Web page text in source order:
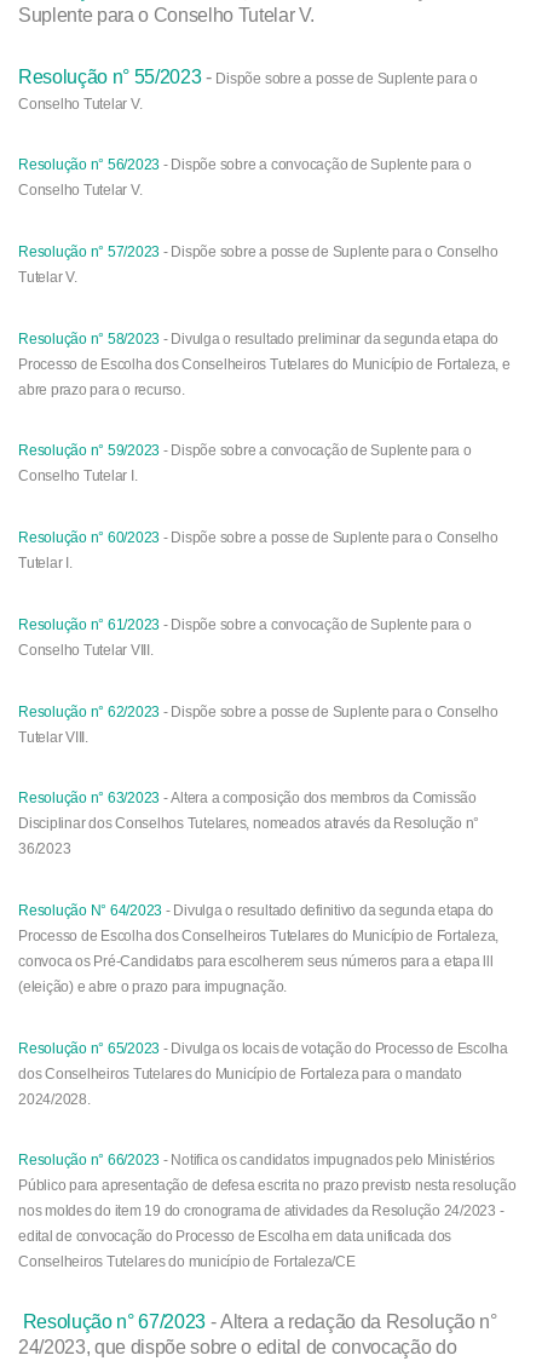
Suplente para o Conselho Tutelar V.
Resolução n° 55/2023- Dispõe sobre a posse de Suplente para o
Conselho Tutelar V.
Resolução n° 56/2023 - Dispõe sobre a convocação de Suplente para o
Conselho Tutelar V.
Resolução n° 57/2023 - Dispõe sobre a posse de Suplente para o Conselho
Tutelar V.
Resolução n° 58/2023 - Divulga o resultado preliminar da segunda etapa do
Processo de Escolha dos Conselheiros Tutelares do Município de Fortaleza, e
abre prazo para o recurso.
Resolução n° 59/2023 - Dispõe sobre a convocação de Suplente para o
Conselho Tutelar I.
Resolução n° 60/2023 - Dispõe sobre a posse de Suplente para o Conselho
Tutelar I.
Resolução n° 61/2023 - Dispõe sobre a convocação de Suplente para o
Conselho Tutelar VIII.
Resolução n° 62/2023 - Dispõe sobre a posse de Suplente para o Conselho
Tutelar VIII.
Resolução n° 63/2023 - Altera a composição dos membros da Comissão
Disciplinar dos Conselhos Tutelares, nomeados através da Resolução n°
36/2023
Resolução N° 64/2023 - Divulga o resultado definitivo da segunda etapa do
Processo de Escolha dos Conselheiros Tutelares do Município de Fortaleza,
convoca os Pré-Candidatos para escolherem seus números para a etapa lll
(eleição) e abre o prazo para impugnação.
Resolução n° 65/2023 - Divulga os locais de votação do Processo de Escolha
dos Conselheiros Tutelares do Município de Fortaleza para o mandato
2024/2028.
Resolução n° 66/2023 - Notifica os candidatos impugnados pelo Ministérios
Público para apresentação de defesa escrita no prazo previsto nesta resolução
nos moldes do item 19 do cronograma de atividades da Resolução 24/2023 -
edital de convocação do Processo de Escolha em data unificada dos
Conselheiros Tutelares do município de Fortaleza/CE
Resolução n° 67/2023 - Altera a redação da Resolução n°
24/2023, que dispõe sobre o edital de convocação do